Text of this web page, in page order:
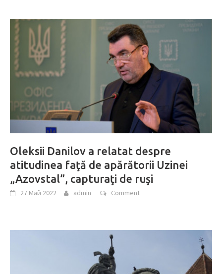
Oleksii Danilov a relatat despre
atitudinea faţă de apărătorii Uzinei
„Azovstal”, capturaţi de ruşi
27 Май 2022 admin Comment